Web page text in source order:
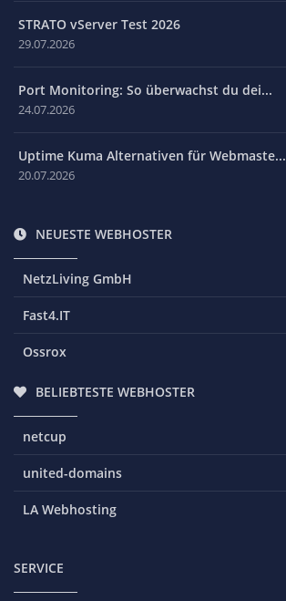
STRATO vServer Test 2026
29.07.2026
Port Monitoring: So überwachst du dei...
24.07.2026
Uptime Kuma Alternativen für Webmaste...
20.07.2026
NEUESTE WEBHOSTER
NetzLiving GmbH
Fast4.IT
Ossrox
BELIEBTESTE WEBHOSTER
netcup
united-domains
LA Webhosting
SERVICE